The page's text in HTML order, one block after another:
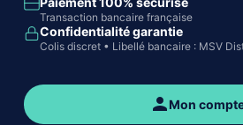
Transaction bancaire française
Confidentialité garantie
Colis discret • Libellé bancaire : MSV
Mon